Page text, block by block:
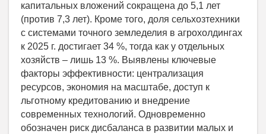
капитальных вложений сокращена до 5,1 лет
(против 7,3 лет). Кроме того, доля сельхозтехники
с системами точного земледелия в агрохолдингах
к 2025 г. достигает 34 %, тогда как у отдельных
хозяйств – лишь 13 %. Выявлены ключевые
факторы эффективности: централизация
ресурсов, экономия на масштабе, доступ к
льготному кредитованию и внедрение
современных технологий. Одновременно
обозначен риск дисбаланса в развитии малых и